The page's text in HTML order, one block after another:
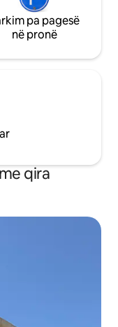
pa pagesë
në pronë
qira